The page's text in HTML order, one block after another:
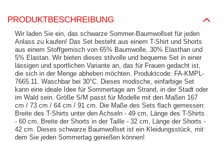
PRODUKTBESCHREIBUNG
Wir laden Sie ein, das schwarze Sommer-Baumwollset für jeden
Anlass zu kaufen! Das Set besteht aus einem T-Shirt und Shorts
aus einem Stoffgemisch von 65% Baumwolle, 30% Elasthan und
5% Elastan. Wir bieten dieses stilvolle und bequeme Set in einer
lässigen und sportlichen Variante an, das für Frauen gedacht ist,
die sich in der Menge abheben möchten. Produktcode: FA-KMPL-
7665.11. Waschbar bei 30°C. Dieses modische, einfarbige Set
kann eine ideale Idee für Sommertage am Strand, in der Stadt oder
im Wald sein. Größe S/M passt für Modelle mit den Maßen 167
cm / 73 cm / 64 cm / 91 cm. Die Maße des Sets flach gemessen:
Breite des T-Shirts unter den Achseln - 49 cm, Länge des T-Shirts
- 60 cm, Breite der Shorts in der Taille - 32 cm, Länge der Shorts -
42 cm. Dieses schwarze Baumwollset ist ein Kleidungsstück, mit
dem Sie jeden Sommertag genießen können!